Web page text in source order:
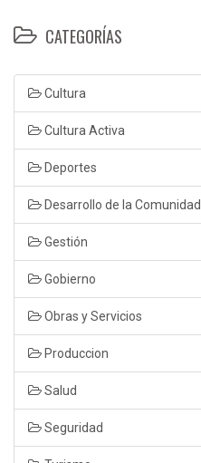
CATEGORÍAS
Cultura
Cultura Activa
Deportes
Desarrollo de la Comunidad
Gestión
Gobierno
Obras y Servicios
Produccion
Salud
Seguridad